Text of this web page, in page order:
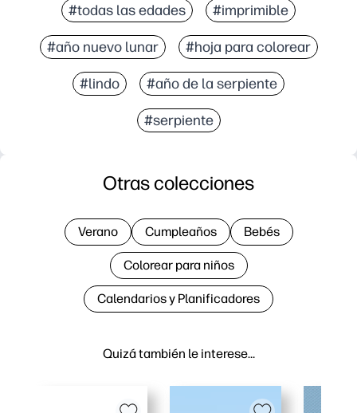
#todas las edades #imprimible
#año nuevo lunar #hoja para colorear
#lindo #año de la serpiente
#serpiente
Quizá también le interese…
Otras colecciones
Verano Cumpleaños Bebés
Colorear para niños
Calendarios y Planificadores